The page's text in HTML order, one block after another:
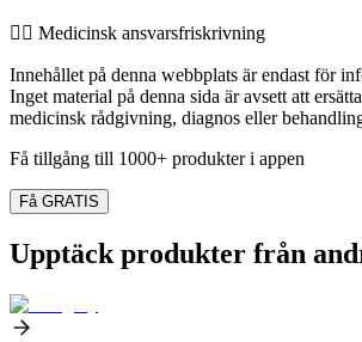
👨‍⚕️️ Medicinsk ansvarsfriskrivning
Innehållet på denna webbplats är endast för
Inget material på denna sida är avsett att
medicinsk rådgivning, diagnos eller
Få tillgång till 1000+ produkter i appen
Få GRATIS
Upptäck produkter från